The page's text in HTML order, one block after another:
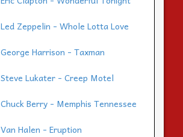
Led Zeppelin - Whole Lotta Love
George Harrison - Taxman
Steve Lukater - Creep Motel
Chuck Berry - Memphis Tennessee
Van Halen - Eruption